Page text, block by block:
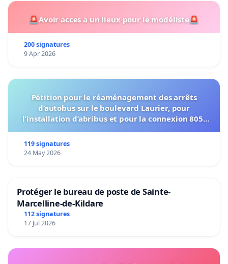
🚨Avoir acces a un lieux pour le modéliste🚨
200 signatures
9 Apr 2026
Pétition pour le réaménagement des arrêts
d’autobus sur le boulevard Laurier, pour
l’installation d’abribus et pour la connexion 805-
119 signatures
24 May 2026
Protéger le bureau de poste de Sainte-
Marcelline-de-Kildare
112 signatures
17 Jul 2026